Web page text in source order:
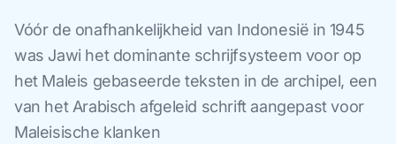
Vóór de onafhankelijkheid van Indonesië in 1945
was Jawi het dominante schrijfsysteem voor op
het Maleis gebaseerde teksten in de archipel, een
van het Arabisch afgeleid schrift aangepast voor
Maleisische klanken